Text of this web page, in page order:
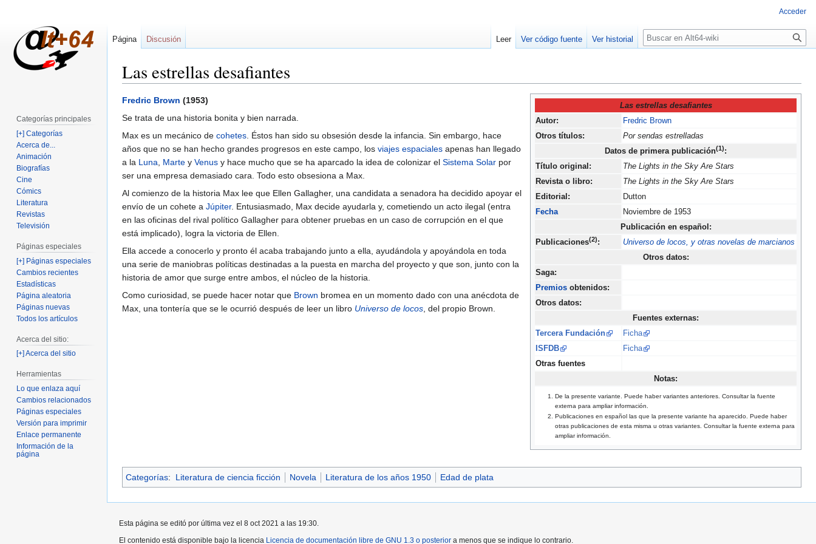
Las estrellas desafiantes
Ir
a
navegación
Ir
a
búsqueda
Las estrellas desafiantes
Autor:
Fredric Brown
Otros títulos:
Por sendas estrelladas
Datos de primera publicación(1):
Título original:
The Lights in the Sky Are Stars
Revista o libro:
The Lights in the Sky Are Stars
Editorial:
Dutton
Fecha
Noviembre de 1953
Publicación en español:
Publicaciones(2):
Universo de locos, y otras novelas de marcianos
Otros datos:
Saga:
Premios obtenidos:
Otros datos:
Fuentes externas:
Tercera Fundación
Ficha
ISFDB
Ficha
Otras fuentes
Notas:
De la presente variante. Puede haber variantes anteriores. Consultar la fuente
externa para ampliar información.
Publicaciones en español las que la presente variante ha aparecido. Puede haber
otras publicaciones de esta misma u otras variantes. Consultar la fuente externa para
ampliar información.
Fredric Brown (1953)
Se trata de una historia bonita y bien narrada.
Max es un mecánico de cohetes. Éstos han sido su obsesión desde la infancia. Sin embargo, hace
años que no se han hecho grandes progresos en este campo, los viajes espaciales apenas han llegado
a la Luna, Marte y Venus y hace mucho que se ha aparcado la idea de colonizar el Sistema Solar por
ser una empresa demasiado cara. Todo esto obsesiona a Max.
Al comienzo de la historia Max lee que Ellen Gallagher, una candidata a senadora ha decidido apoyar el
envío de un cohete a Júpiter. Entusiasmado, Max decide ayudarla y, cometiendo un acto ilegal (entra
en las oficinas del rival político Gallagher para obtener pruebas en un caso de corrupción en el que
está implicado), logra la victoria de Ellen.
Ella accede a conocerlo y pronto él acaba trabajando junto a ella, ayudándola y apoyándola en toda
una serie de maniobras políticas destinadas a la puesta en marcha del proyecto y que son, junto con la
historia de amor que surge entre ambos, el núcleo de la historia.
Como curiosidad, se puede hacer notar que Brown bromea en un momento dado con una anécdota de
Max, una tontería que se le ocurrió después de leer un libro Universo de locos, del propio Brown.
Categorías: Literatura de ciencia ficción Novela Literatura de los años 1950 Edad de plata
Acceder
Página Discusión Leer Ver código fuente Ver historial Buscar
Categorías principales
[+] Categorías
Acerca de...
Animación
Biografías
Cine
Cómics
Literatura
Revistas
Televisión
Páginas especiales
[+] Páginas especiales
Cambios recientes
Estadísticas
Página aleatoria
Páginas nuevas
Todos los artículos
Acerca del sitio:
[+] Acerca del sitio
Herramientas
Lo que enlaza aquí
Cambios relacionados
Páginas especiales
Versión para imprimir
Enlace permanente
Información de la
página
Esta página se editó por última vez el 8 oct 2021 a las 19:30.
El contenido está disponible bajo la licencia Licencia de documentación libre de GNU 1.3 o posterior a menos que se indique lo contrario.